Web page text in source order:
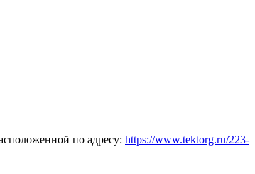
по адресу: https://www.tektorg.ru/223-